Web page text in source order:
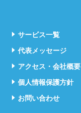
サービス一覧
代表メッセージ
アクセス・会社概要
個人情報保護方針
お問い合わせ